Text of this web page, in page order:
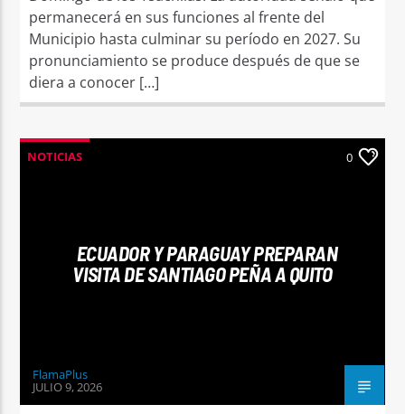
permanecerá en sus funciones al frente del
Municipio hasta culminar su período en 2027. Su
pronunciamiento se produce después de que se
diera a conocer […]
NOTICIAS 0
ECUADOR Y PARAGUAY PREPARAN
VISITA DE SANTIAGO PEÑA A QUITO
FlamaPlus
JULIO 9, 2026